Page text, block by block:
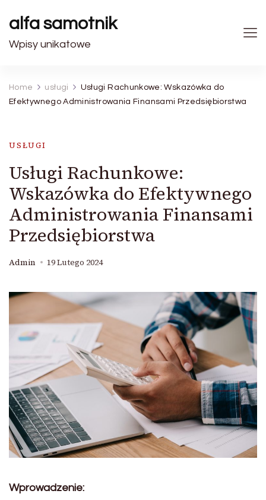
alfa samotnik
Wpisy unikatowe
Home usługi
Usługi Rachunkowe: Wskazówka do
Efektywnego Administrowania Finansami Przedsiębiorstwa
USŁUGI
Usługi Rachunkowe:
Wskazówka do Efektywnego
Administrowania Finansami
Przedsiębiorstwa
Admin 19 Lutego 2024
Wprowadzenie: